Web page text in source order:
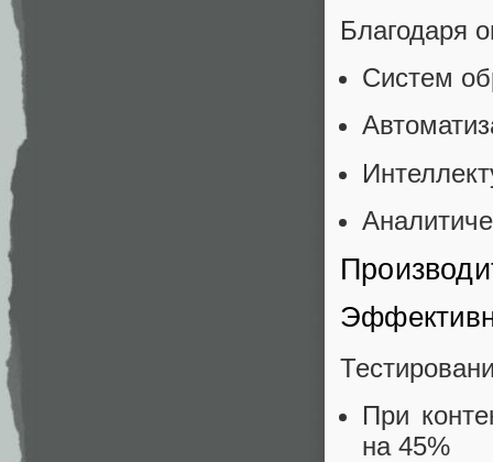
Благодаря
Систем
При
на 45%